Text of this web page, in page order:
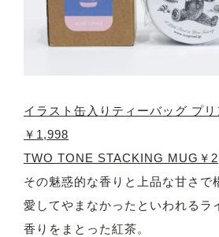
イラスト缶入りティーバッグ プ
￥1,998
TWO TONE STACKING MUG￥
その魅惑的な香りと上品な甘さで
愛してやまなかったといわれるラ
香りをまとった紅茶。